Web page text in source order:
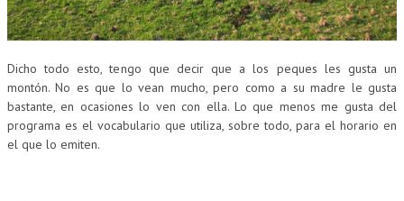
Dicho todo esto, tengo que decir que a los peques les gusta un
montón. No es que lo vean mucho, pero como a su madre le gusta
bastante, en ocasiones lo ven con ella. Lo que menos me gusta del
programa es el vocabulario que utiliza, sobre todo, para el horario en
el que lo emiten.